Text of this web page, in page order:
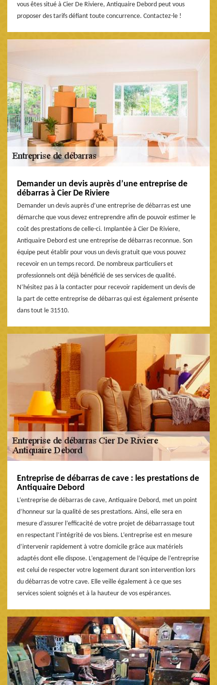
vous êtes situé à Cier De Riviere, Antiquaire Debord peut vous
proposer des tarifs défiant toute concurrence. Contactez-le !
Demander un devis auprès d’une entreprise de
débarras à Cier De Riviere
Demander un devis auprès d’une entreprise de débarras est une
démarche que vous devez entreprendre afin de pouvoir estimer le
coût des prestations de celle-ci. Implantée à Cier De Riviere,
Antiquaire Debord est une entreprise de débarras reconnue. Son
équipe peut établir pour vous un devis gratuit que vous pouvez
recevoir en un temps record. De nombreux particuliers et
professionnels ont déjà bénéficié de ses services de qualité.
N’hésitez pas à la contacter pour recevoir rapidement un devis de
la part de cette entreprise de débarras qui est également présente
dans tout le 31510.
Entreprise de débarras de cave : les prestations de
Antiquaire Debord
L’entreprise de débarras de cave, Antiquaire Debord, met un point
d’honneur sur la qualité de ses prestations. Ainsi, elle sera en
mesure d’assurer l’efficacité de votre projet de débarrassage tout
en respectant l’intégrité de vos biens. L’entreprise est en mesure
d’intervenir rapidement à votre domicile grâce aux matériels
adaptés dont elle dispose. L’engagement de l’équipe de l’entreprise
est celui de respecter votre logement durant son intervention lors
du débarras de votre cave. Elle veille également à ce que ses
services soient soignés et à la hauteur de vos espérances.